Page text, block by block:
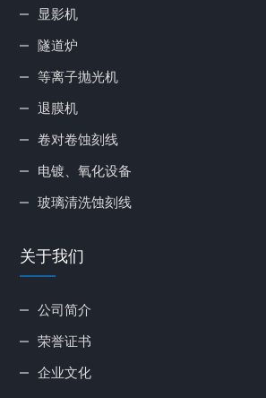
显影机
隧道炉
等离子抛光机
退膜机
卷对卷蚀刻线
电镀、氧化设备
玻璃清洗蚀刻线
关于我们
公司简介
荣誉证书
企业文化